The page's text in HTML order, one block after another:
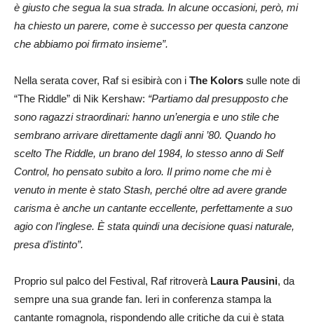
è giusto che segua la sua strada. In alcune occasioni, però, mi
ha chiesto un parere, come è successo per questa canzone
che abbiamo poi firmato insieme”.
Nella serata cover, Raf si esibirà con i The Kolors sulle note di
“The Riddle” di Nik Kershaw: “Partiamo dal presupposto che
sono ragazzi straordinari: hanno un’energia e uno stile che
sembrano arrivare direttamente dagli anni ’80. Quando ho
scelto The Riddle, un brano del 1984, lo stesso anno di Self
Control, ho pensato subito a loro. Il primo nome che mi è
venuto in mente è stato Stash, perché oltre ad avere grande
carisma è anche un cantante eccellente, perfettamente a suo
agio con l’inglese. È stata quindi una decisione quasi naturale,
presa d’istinto”.
Proprio sul palco del Festival, Raf ritroverà Laura Pausini, da
sempre una sua grande fan. Ieri in conferenza stampa la
cantante romagnola, rispondendo alle critiche da cui è stata